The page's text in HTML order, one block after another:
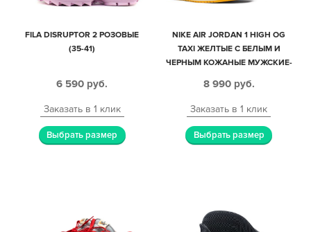
FILA DISRUPTOR 2 РОЗОВЫЕ
(35-41)
6 590 руб.
Заказать в 1 клик
Выбрать размер
NIKE AIR JORDAN 1 HIGH OG
TAXI ЖЕЛТЫЕ С БЕЛЫМ И
ЧЕРНЫМ КОЖАНЫЕ МУЖСКИЕ-
8 990 руб.
Заказать в 1 клик
Выбрать размер